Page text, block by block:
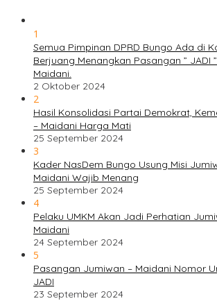
1
Semua Pimpinan DPRD Bungo Ada di
Berjuang Menangkan Pasangan ” JADI
Maidani.
2 Oktober 2024
2
Hasil Konsolidasi Partai Demokrat,
– Maidani Harga Mati
25 September 2024
3
Kader NasDem Bungo Usung Misi
Maidani Wajib Menang
25 September 2024
4
Pelaku UMKM Akan Jadi Perhatian
Maidani
24 September 2024
5
Pasangan Jumiwan – Maidani Nomor
JADI
23 September 2024